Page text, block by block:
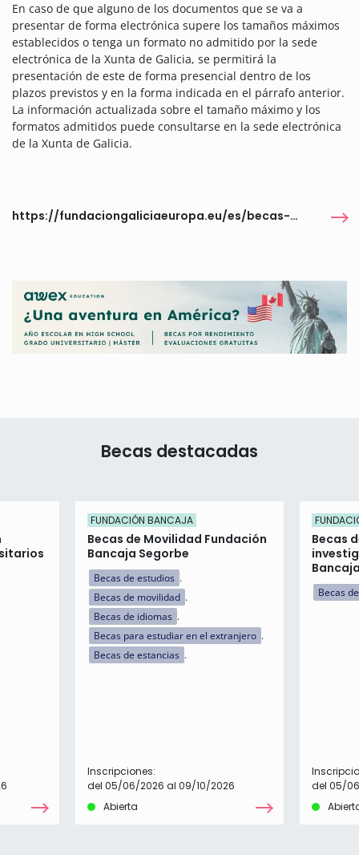
En caso de que alguno de los documentos que se va a
presentar de forma electrónica supere los tamaños máximos
establecidos o tenga un formato no admitido por la sede
electrónica de la Xunta de Galicia, se permitirá la
presentación de este de forma presencial dentro de los
plazos previstos y en la forma indicada en el párrafo anterior.
La información actualizada sobre el tamaño máximo y los
formatos admitidos puede consultarse en la sede electrónica
de la Xunta de Galicia.
https://fundaciongaliciaeuropa.eu/es/becas-galicia-europa-2026-derecho/
Becas destacadas
FUNDACIÓN BANCAJA
Becas de Movilidad Fundación
Bancaja Segorbe
Becas de estudios
Becas de movilidad
Becas de idiomas
Becas para estudiar en el extranjero
Becas de estancias
Inscripciones:
del 05/06/2026 al 09/10/2026
Abierta
Becas
Becas
del 05/